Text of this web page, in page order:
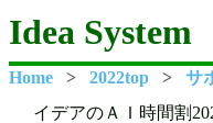
Idea System
Home 2022top サ
イデアのＡＩ時間割